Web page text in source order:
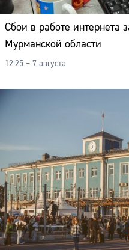
Сбои в работе интернета
Мурманской области
12:25 – 7 августа